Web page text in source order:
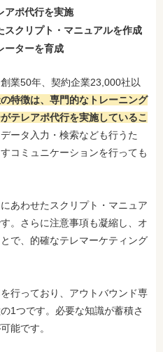
アポ代行を実施
スクリプト・マニュアルを作成
ーターを育成
業50年、契約企業23,000社以
特徴は、専門的なトレーニング
テレアポ代行を実施しているこ
ータ入力・検索なども行うた
コミュニケーションを行っても
あわせたスクリプト・マニュア
。さらに注意事項も凝縮し、オ
で、的確なテレマーケティング
行っており、アウトバウンド専
1つです。必要な知識が蓄積さ
能です。